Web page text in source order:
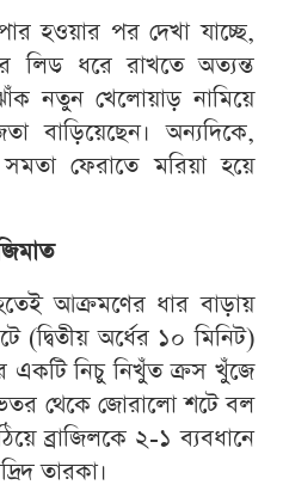
হওয়ার পর দেখা যাচ্ছে,
লিড ধরে রাখতে অত্যন্ত
নতুন খেলোয়াড় নামিয়ে
বাড়িয়েছেন। অন্যদিকে,
ফেরাতে মরিয়া হয়ে
আক্রমণের ধার বাড়ায়
(দ্বিতীয় অর্ধের ১০ মিনিট)
একটি নিচু নিখুঁত ক্রস খুঁজে
থেকে জোরালো শটে বল
ব্রাজিলকে ২-১ ব্যবধানে
তারকা।